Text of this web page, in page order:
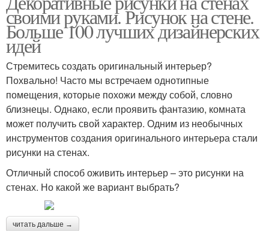
своими руками. Рисунок на стене.
Больше 100 лучших дизайнерских
идей
Стремитесь создать оригинальный интерьер?
Похвально! Часто мы встречаем однотипные
помещения, которые похожи между собой, словно
близнецы. Однако, если проявить фантазию, комната
может получить свой характер. Одним из необычных
инструментов создания оригинального интерьера стали
рисунки на стенах.
Отличный способ оживить интерьер – это рисунки на
стенах. Но какой же вариант выбрать?
читать дальше →